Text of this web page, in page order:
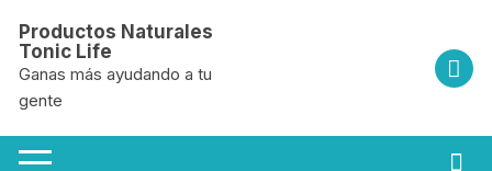
contenido
Productos Naturales
Tonic Life
Ganas más ayudando a tu
gente